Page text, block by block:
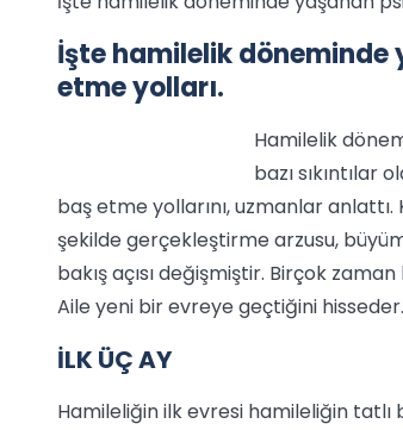
İşte hamilelik
etme yolları.
Hamilelik
bazı
baş etme yollarını, uzmanlar
şekilde gerçekleştirme arzusu,
bakış açısı değişmiştir. Birçok
Aile yeni bir evreye geçtiğini hisseder.
İLK ÜÇ AY
Hamileliğin ilk evresi hamileliğin tatlı